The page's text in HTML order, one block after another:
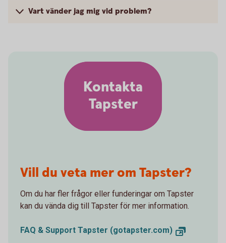
Vart vänder jag mig vid problem?
Kontakta
Tapster
Vill du veta mer om Tapster?
Om du har fler frågor eller funderingar om Tapster
kan du vända dig till Tapster för mer information.
FAQ & Support Tapster (gotapster.com)